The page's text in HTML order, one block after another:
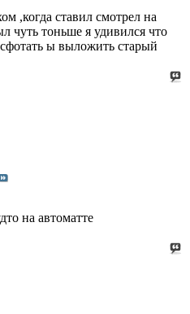
,когда ставил смотрел на
чуть тоньше я удивился что
ы выложить старый
на автоматте